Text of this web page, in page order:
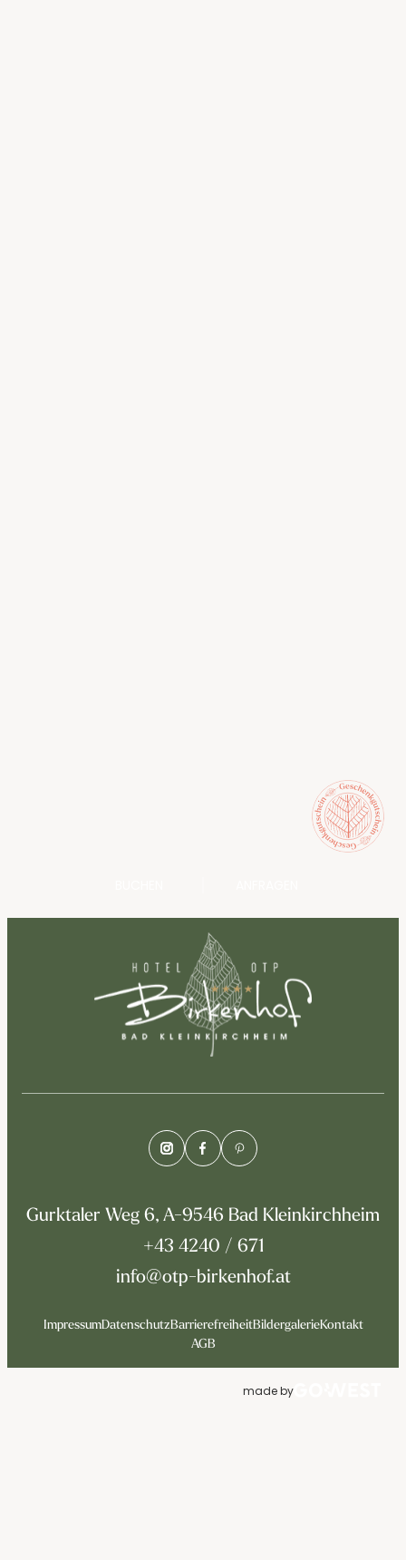
Gurktaler Weg 6, A-9546 Bad Kleinkirchheim
+43 4240 / 671
info@otp-birkenhof.at
ImpressumDatenschutzBarrierefreiheitBildergalerieKontakt
AGB
made by